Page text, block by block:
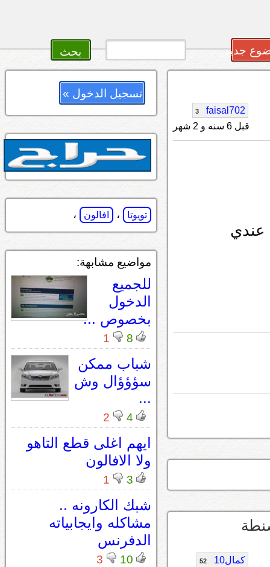
جديد
faisal702
3
قبل 6 سنه و 2 شهر
عندي
كمال10 52
تسجيل الدخول »
تويوتا ، افالون ،
مواضيع مشابهة:
للجميع
الدخول
بخصوص ...
8
1
شباب ممكن
سؤؤؤال وش
...
4
2
ايهم اغلى قطع التاهو
ولا الافالون
3
1
شبك الكارونه ..
مشاكله وايجابياته
الدفرنس
10
3